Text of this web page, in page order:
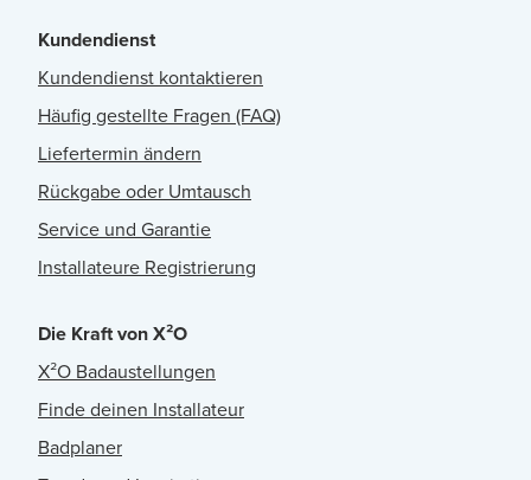
Kundendienst
Kundendienst kontaktieren
Häufig gestellte Fragen (FAQ)
Liefertermin ändern
Rückgabe oder Umtausch
Service und Garantie
Installateure Registrierung
Die Kraft von X²O
X²O Badaustellungen
Finde deinen Installateur
Badplaner